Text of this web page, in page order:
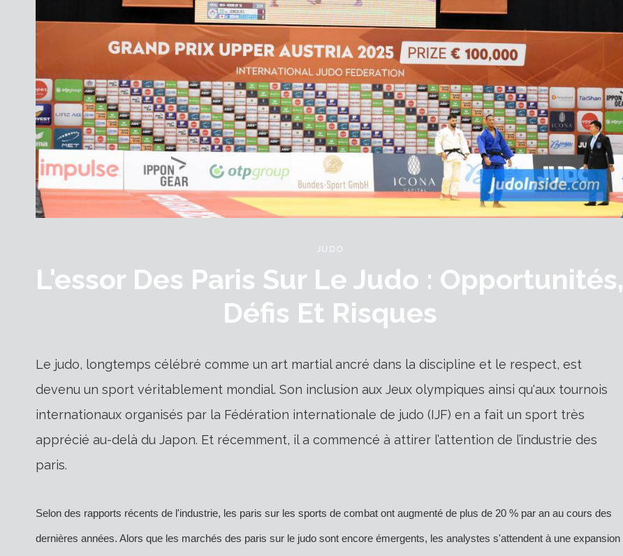
JUDO
L'essor Des Paris Sur Le Judo : Opportunités,
Défis Et Risques
Le judo, longtemps célébré comme un art martial ancré dans la discipline et le respect, est
devenu un sport véritablement mondial. Son inclusion aux Jeux olympiques ainsi qu'aux tournois
internationaux organisés par la Fédération internationale de judo (IJF) en a fait un sport très
apprécié au-delà du Japon. Et récemment, il a commencé à attirer l’attention de l’industrie des
paris.
Selon des rapports récents de l'industrie, les paris sur les sports de combat ont augmenté de plus de 20 % par an au cours des
dernières années. Alors que les marchés des paris sur le judo sont encore émergents, les analystes s'attendent à une expansion